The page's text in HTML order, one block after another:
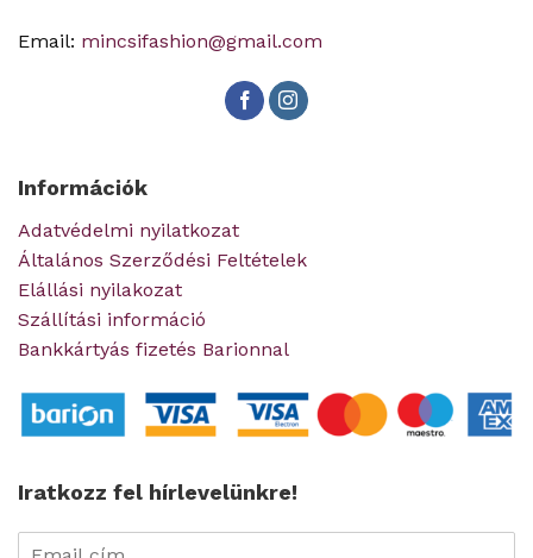
Email: mincsifashion@gmail.com
Információk
Adatvédelmi nyilatkozat
Általános Szerződési Feltételek
Elállási nyilakozat
Szállítási információ
Bankkártyás fizetés Barionnal
Iratkozz fel hírlevelünkre!